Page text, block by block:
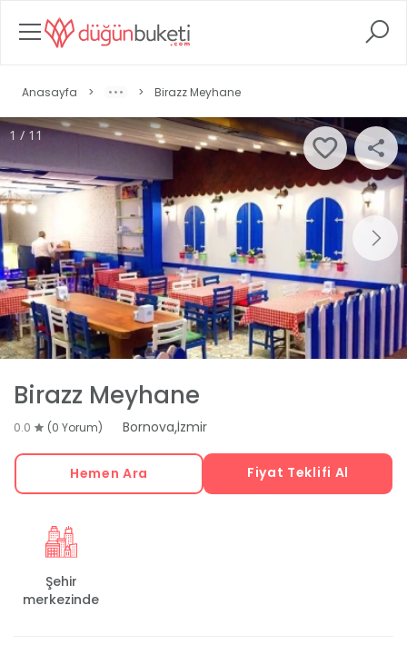
Anasayfa > > Birazz Meyhane
1 / 11
Birazz Meyhane
0.0 (0 Yorum) Bornova,İzmir
Hemen Ara Fiyat Teklifi Al
Şehir
merkezinde